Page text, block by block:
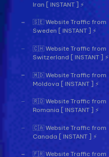
Iran [ INSTANT ] ⚡
🇸🇪 Website Traffic from
Sweden [ INSTANT ] ⚡
🇨🇭 Website Traffic from
Switzerland [ INSTANT ] ⚡
🇲🇩 Website Traffic from
Moldova [ INSTANT ] ⚡
🇷🇴 Website Traffic from
Romania [ INSTANT ] ⚡
🇨🇦 Website Traffic from
Canada [ INSTANT ] ⚡
🇫🇷 Website Traffic from